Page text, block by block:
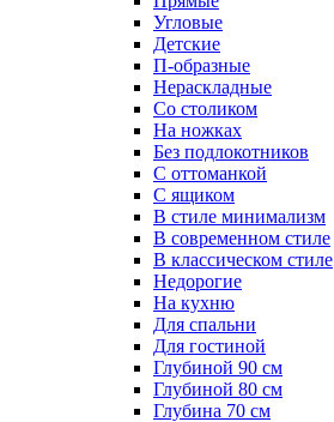
Угловые
Детские
П-образные
Нераскладные
Со столиком
На ножках
Без подлокотников
С оттоманкой
С ящиком
В стиле минимализм
В современном стиле
В классическом стиле
Недорогие
На кухню
Для спальни
Для гостиной
Глубиной 90 см
Глубиной 80 см
Глубина 70 см